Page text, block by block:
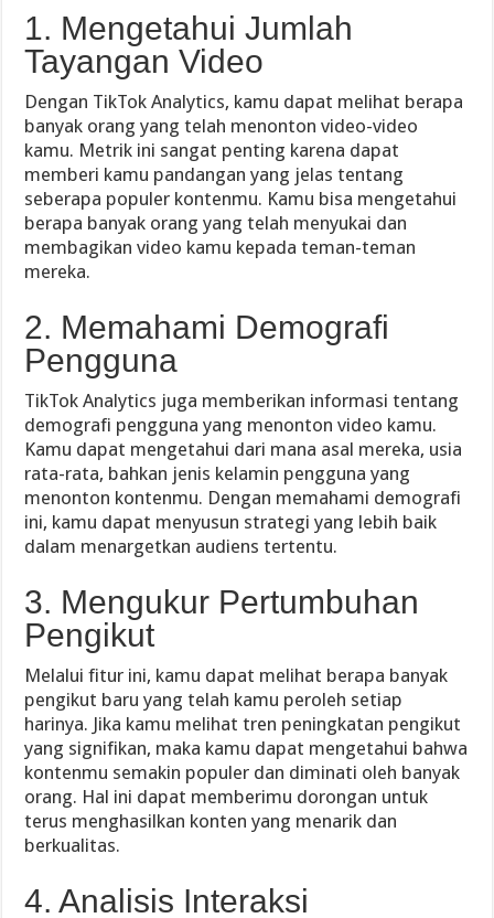
1. Mengetahui Jumlah
Tayangan Video
Dengan TikTok Analytics, kamu dapat melihat berapa
banyak orang yang telah menonton video-video
kamu. Metrik ini sangat penting karena dapat
memberi kamu pandangan yang jelas tentang
seberapa populer kontenmu. Kamu bisa mengetahui
berapa banyak orang yang telah menyukai dan
membagikan video kamu kepada teman-teman
mereka.
2. Memahami Demografi
Pengguna
TikTok Analytics juga memberikan informasi tentang
demografi pengguna yang menonton video kamu.
Kamu dapat mengetahui dari mana asal mereka, usia
rata-rata, bahkan jenis kelamin pengguna yang
menonton kontenmu. Dengan memahami demografi
ini, kamu dapat menyusun strategi yang lebih baik
dalam menargetkan audiens tertentu.
3. Mengukur Pertumbuhan
Pengikut
Melalui fitur ini, kamu dapat melihat berapa banyak
pengikut baru yang telah kamu peroleh setiap
harinya. Jika kamu melihat tren peningkatan pengikut
yang signifikan, maka kamu dapat mengetahui bahwa
kontenmu semakin populer dan diminati oleh banyak
orang. Hal ini dapat memberimu dorongan untuk
terus menghasilkan konten yang menarik dan
berkualitas.
4. Analisis Interaksi